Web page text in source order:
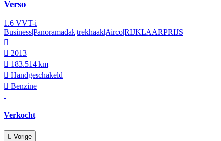
Verso
1.6 VVT-i
Business|Panoramadak|trekhaak|Airco|RIJKLAARPRIJS
2013
183.514 km
Hand­geschakeld
Benzine
Verkocht
Vorige